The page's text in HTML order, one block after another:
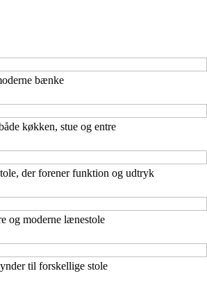
bænke
køkken, stue og entre
der forener funktion og udtryk
og moderne lænestole
til forskellige stole